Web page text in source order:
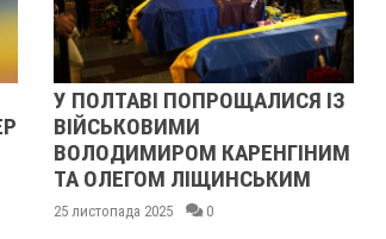
У ПОЛТАВІ ПОПРОЩАЛИСЯ ІЗ
ВІЙСЬКОВИМИ
ВОЛОДИМИРОМ КАРЕНГІНИМ
ТА ОЛЕГОМ ЛІЩИНСЬКИМ
25 листопада 2025 0